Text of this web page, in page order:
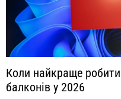
Коли найкраще
балконів у 2026